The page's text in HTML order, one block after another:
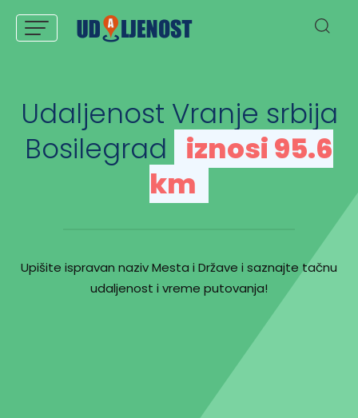
Udaljenost Vranje srbija
Bosilegrad iznosi 95.6
km
Upišite ispravan naziv Mesta i Države i saznajte tačnu
udaljenost i vreme putovanja!